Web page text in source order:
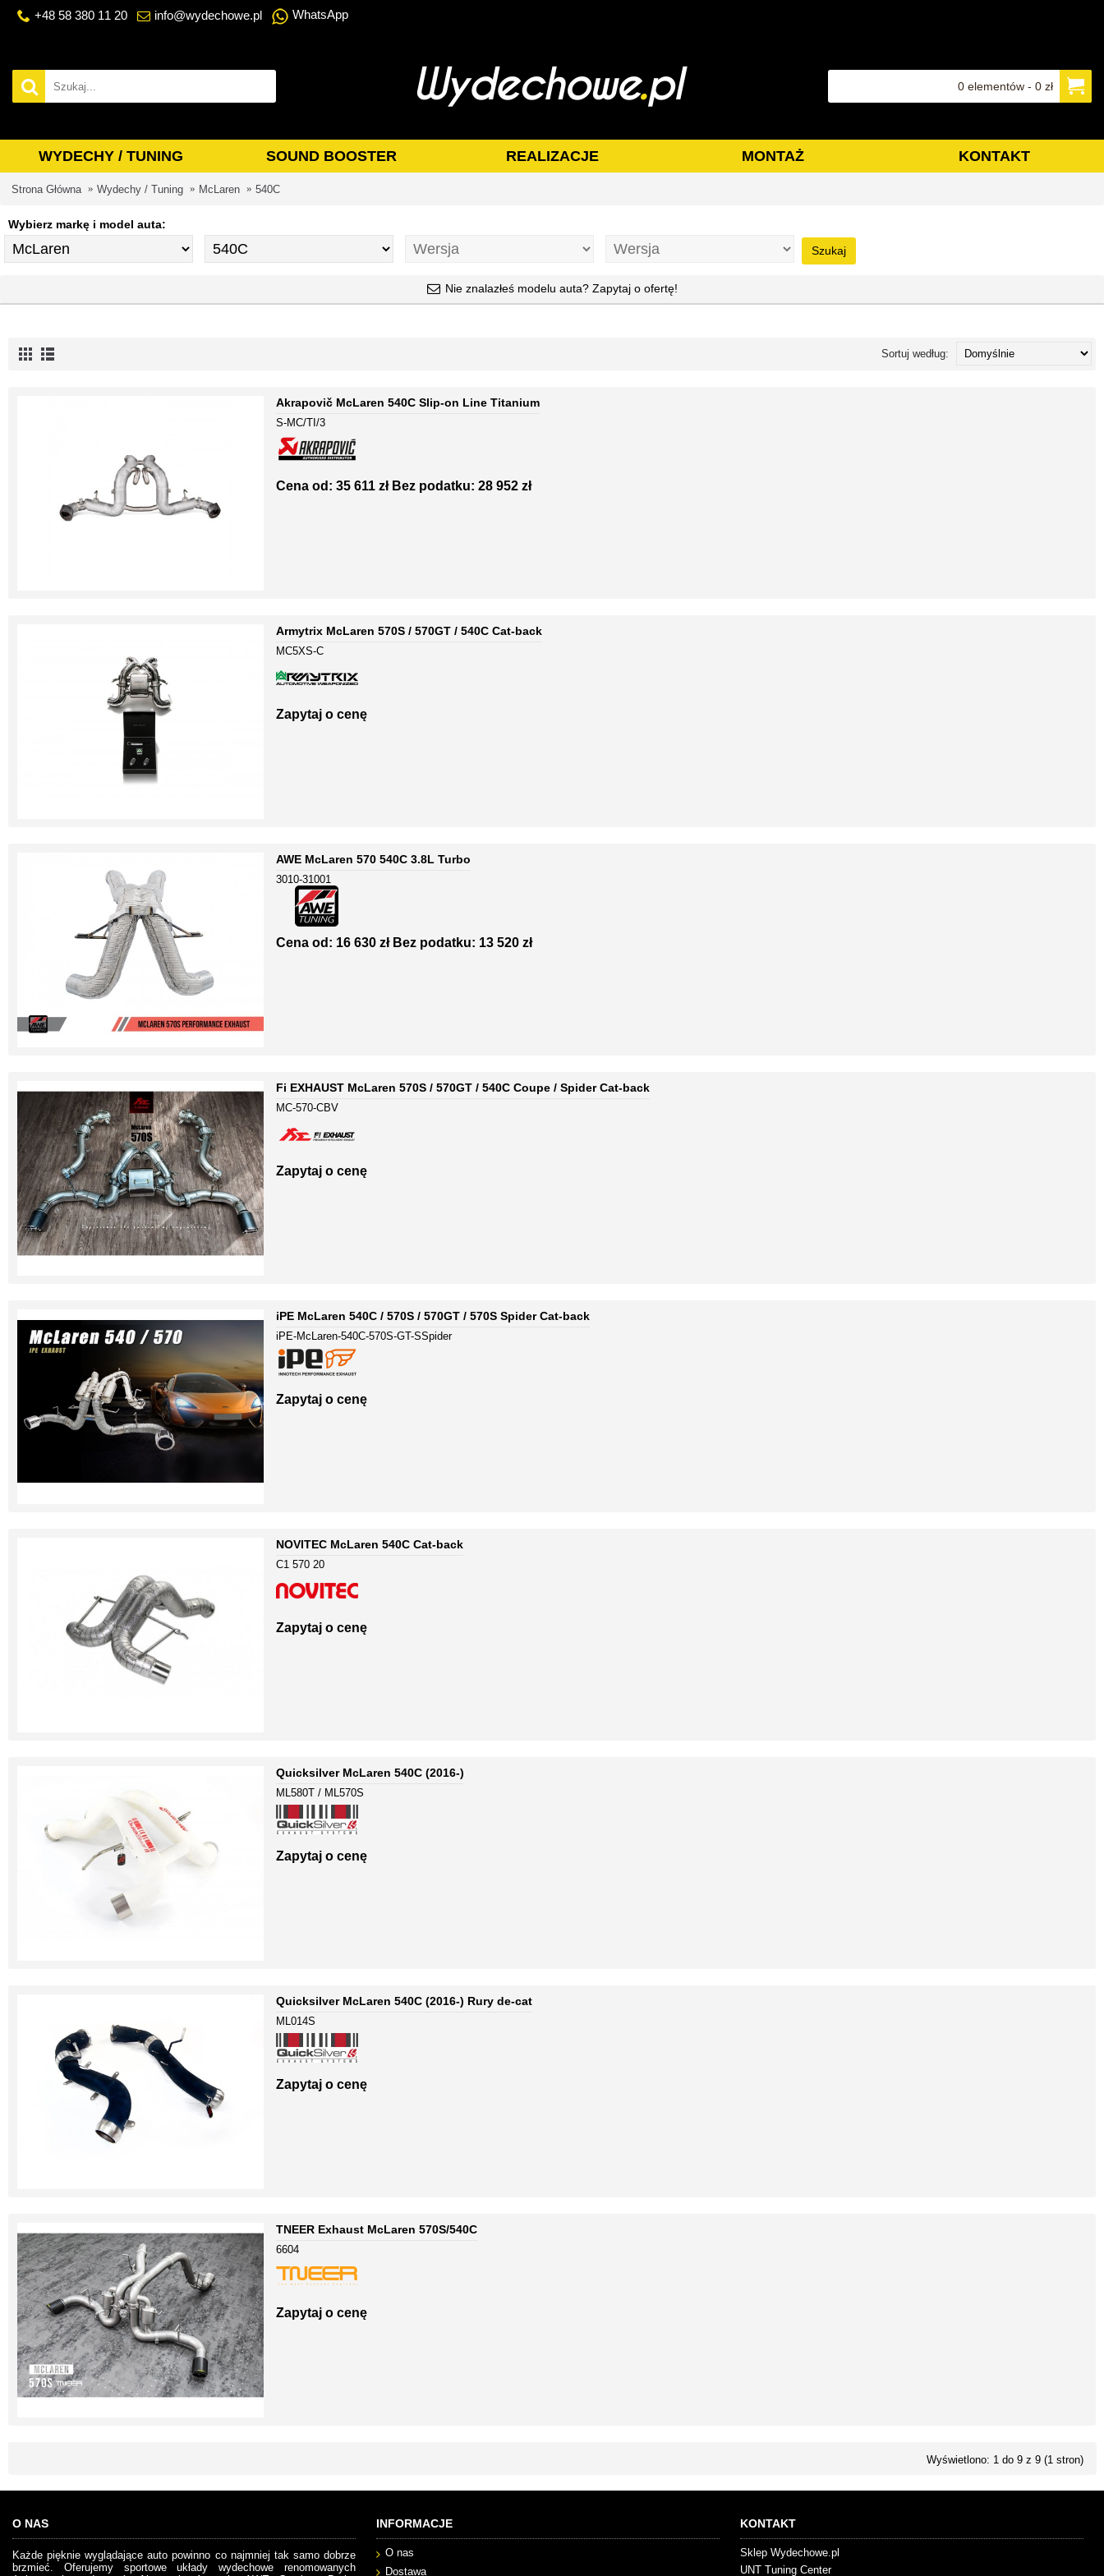
+48 58 380 11 20 info@wydechowe.pl WhatsApp
0 elementów - 0 zł
WYDECHY / TUNING SOUND BOOSTER REALIZACJE MONTAŻ KONTAKT
Strona Główna Wydechy / Tuning McLaren 540C
Wybierz markę i model auta:
Szukaj
Nie znalazłeś modelu auta? Zapytaj o ofertę!
Sortuj według:
Akrapovič McLaren 540C Slip-on Line Titanium
S-MC/TI/3
Cena od: 35 611 zł Bez podatku: 28 952 zł
Armytrix McLaren 570S / 570GT / 540C Cat-back
MC5XS-C
Zapytaj o cenę
AWE McLaren 570 540C 3.8L Turbo
3010-31001
Cena od: 16 630 zł Bez podatku: 13 520 zł
Fi EXHAUST McLaren 570S / 570GT / 540C Coupe / Spider Cat-back
MC-570-CBV
Zapytaj o cenę
iPE McLaren 540C / 570S / 570GT / 570S Spider Cat-back
iPE-McLaren-540C-570S-GT-SSpider
Zapytaj o cenę
NOVITEC McLaren 540C Cat-back
C1 570 20
Zapytaj o cenę
Quicksilver McLaren 540C (2016-)
ML580T / ML570S
Zapytaj o cenę
Quicksilver McLaren 540C (2016-) Rury de-cat
ML014S
Zapytaj o cenę
TNEER Exhaust McLaren 570S/540C
6604
Zapytaj o cenę
Wyświetlono: 1 do 9 z 9 (1 stron)
O NAS
Każde pięknie wyglądające auto powinno co najmniej tak samo dobrze
brzmieć. Oferujemy sportowe układy wydechowe renomowanych
INFORMACJE
O nas
Dostawa
KONTAKT
Sklep Wydechowe.pl
UNT Tuning Center